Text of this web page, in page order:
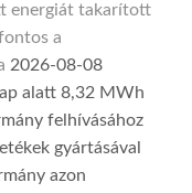
energiát takarított
a
2026-08-08
alatt 8,32 MWh
felhívásához
gyártásával
azon